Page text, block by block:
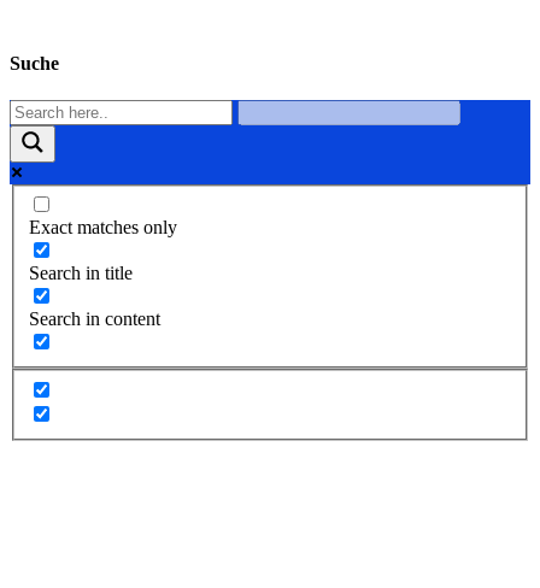
Suche
Exact matches only
Search in title
Search in content